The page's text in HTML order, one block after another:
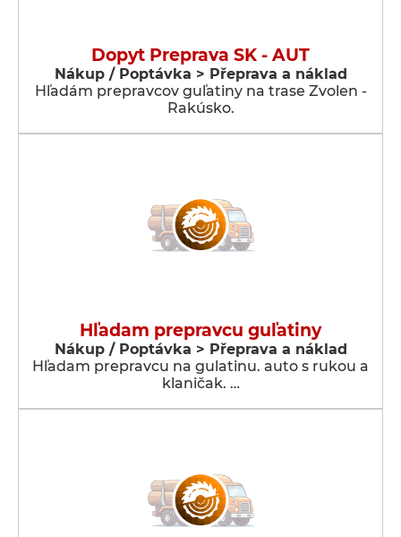
Dopyt Preprava SK - AUT
Nákup / Poptávka > Přeprava a náklad
Hľadám prepravcov guľatiny na trase Zvolen -
Rakúsko.
Hľadam prepravcu guľatiny
Nákup / Poptávka > Přeprava a náklad
Hľadam prepravcu na gulatinu. auto s rukou a
klaničak. …